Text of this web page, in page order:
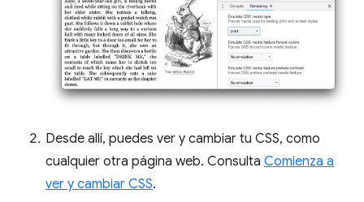
Desde allí, puedes ver y cambiar tu CSS, como
cualquier otra página web. Consulta Comienza a
ver y cambiar CSS.